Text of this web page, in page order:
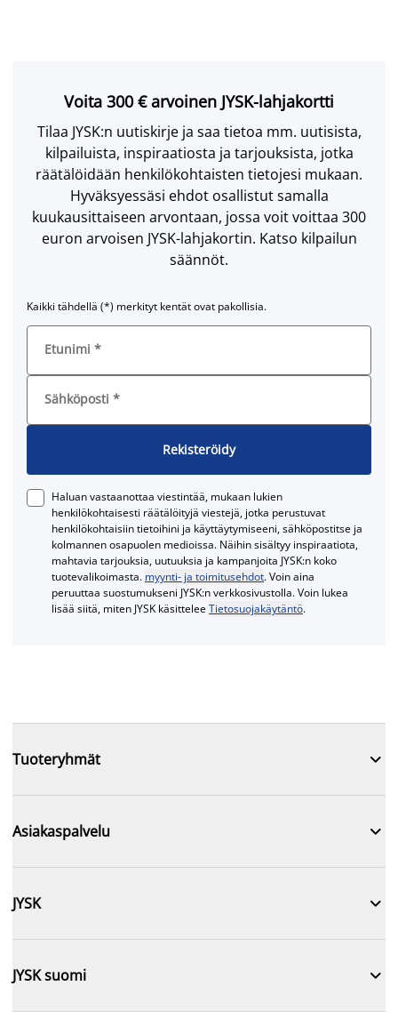
Voita 300 € arvoinen JYSK-lahjakortti
Tilaa JYSK:n uutiskirje ja saa tietoa mm. uutisista,
kilpailuista, inspiraatiosta ja tarjouksista, jotka
räätälöidään henkilökohtaisten tietojesi mukaan.
Hyväksyessäsi ehdot osallistut samalla
kuukausittaiseen arvontaan, jossa voit voittaa 300
euron arvoisen JYSK-lahjakortin. Katso kilpailun
säännöt.
Kaikki tähdellä (*) merkityt kentät ovat pakollisia.
Etunimi *
Sähköposti *
Rekisteröidy
Haluan vastaanottaa viestintää, mukaan lukien
henkilökohtaisesti räätälöityjä viestejä, jotka perustuvat
henkilökohtaisiin tietoihini ja käyttäytymiseeni, sähköpostitse ja
kolmannen osapuolen medioissa. Näihin sisältyy inspiraatiota,
mahtavia tarjouksia, uutuuksia ja kampanjoita JYSK:n koko
tuotevalikoimasta. myynti- ja toimitusehdot. Voin aina
peruuttaa suostumukseni JYSK:n verkkosivustolla. Voin lukea
lisää siitä, miten JYSK käsitteleeTietosuojakäytäntö.
Tuoteryhmät 
Asiakaspalvelu 
JYSK 
JYSK suomi 